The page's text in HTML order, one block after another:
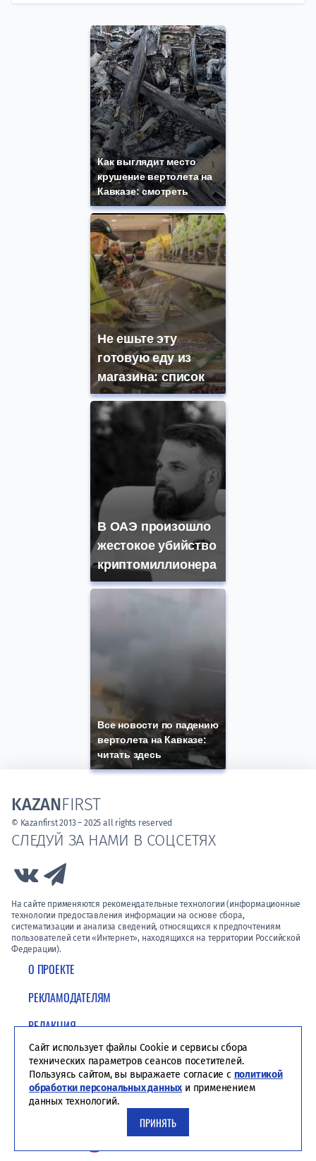
Как выглядит место
крушение вертолета на
Кавказе: смотреть
Не ешьте эту
готовую еду из
магазина: список
В ОАЭ произошло
жестокое убийство
криптомиллионера
Все новости по падению
вертолета на Кавказе:
читать здесь
О ПРОЕКТЕ
РЕКЛАМОДАТЕЛЯМ
РЕДАКЦИЯ
ПОЛИТИКА КОНФИДЕНЦИАЛЬНОСТИ
СЛЕДУЙ ЗА НАМИ В СОЦСЕТЯХ
Link to Vk
На сайте применяются рекомендательные технологии (информационные
технологии предоставления информации на основе сбора,
систематизации и анализа сведений, относящихся к предпочтениям
пользователей сети «Интернет», находящихся на территории Российской
Федерации).
KAZANFIRST
© Kazanfirst 2013 – 2025 all rights reserved
Сайт использует файлы Cookie и сервисы сбора
технических параметров сеансов посетителей.
Пользуясь сайтом, вы выражаете согласие с политикой
обработки персональных данных и применением
данных технологий.
ПРИНЯТЬ